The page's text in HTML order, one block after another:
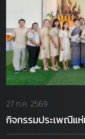
27 ก.ค. 2569
กิจกรรมประเพณีแ